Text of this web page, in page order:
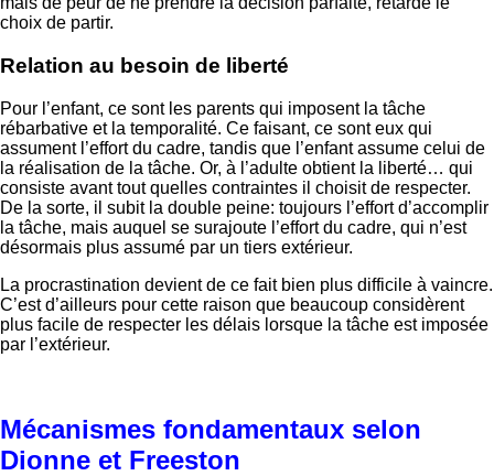
choix de partir.
Relation au besoin de liberté
Pour l’enfant, ce sont les parents qui imposent la tâche
rébarbative et la temporalité. Ce faisant, ce sont eux qui
assument l’effort du cadre, tandis que l’enfant assume celui de
la réalisation de la tâche. Or, à l’adulte obtient la liberté… qui
consiste avant tout quelles contraintes il choisit de respecter.
De la sorte, il subit la double peine: toujours l’effort d’accomplir
la tâche, mais auquel se surajoute l’effort du cadre, qui n’est
désormais plus assumé par un tiers extérieur.
La procrastination devient de ce fait bien plus difficile à vaincre.
C’est d’ailleurs pour cette raison que beaucoup considèrent
plus facile de respecter les délais lorsque la tâche est imposée
par l’extérieur.
Mécanismes fondamentaux selon
Dionne et Freeston